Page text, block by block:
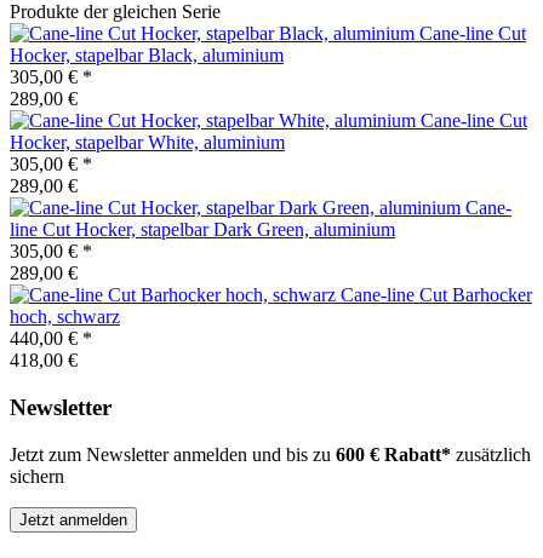
Produkte der gleichen Serie
Cane-line Cut
Hocker, stapelbar Black, aluminium
305,00 € *
289,00 €
Cane-line Cut
Hocker, stapelbar White, aluminium
305,00 € *
289,00 €
Cane-
line Cut Hocker, stapelbar Dark Green, aluminium
305,00 € *
289,00 €
Cane-line Cut Barhocker
hoch, schwarz
440,00 € *
418,00 €
Newsletter
Jetzt zum Newsletter anmelden und bis zu 600 € Rabatt* zusätzlich
sichern
Jetzt anmelden